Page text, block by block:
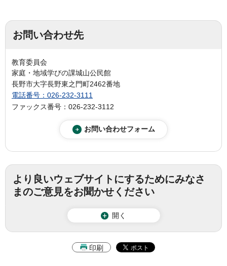
お問い合わせ先
教育委員会
家庭・地域学びの課城山公民館
長野市大字長野東之門町2462番地
電話番号：026-232-3111
ファックス番号：026-232-3112
より良いウェブサイトにするためにみなさ
まのご意見をお聞かせください
開く
印刷